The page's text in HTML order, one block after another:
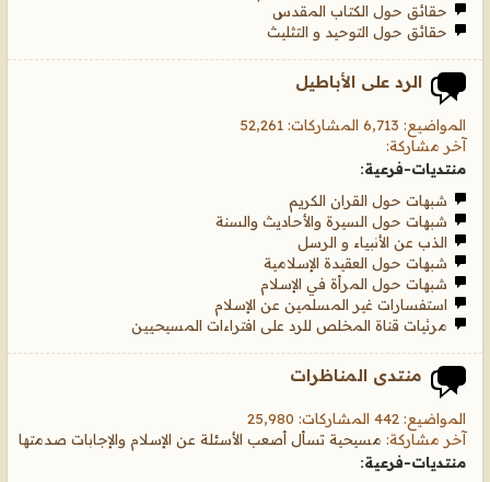
حقائق حول الكتاب المقدس
حقائق حول التوحيد و التثليث
الرد على الأباطيل
المواضيع: 6,713 المشاركات: 52,261
آخر مشاركة:
منتديات-فرعية:
شبهات حول القران الكريم
شبهات حول السيرة والأحاديث والسنة
الذب عن الأنبياء و الرسل
شبهات حول العقيدة الإسلامية
شبهات حول المرأة في الإسلام
استفسارات غير المسلمين عن الإسلام
مرئيات قناة المخلص للرد على افتراءات المسيحيين
منتدى المناظرات
المواضيع: 442 المشاركات: 25,980
آخر مشاركة: مسيحية تسأل أصعب الأسئلة عن الإسلام والإجابات صدمتها
منتديات-فرعية: